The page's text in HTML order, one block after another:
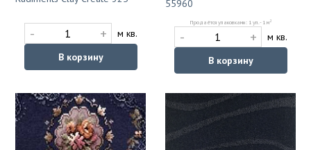
- +
м кв.
В корзину
55960
Продаётся упаковками: 1 уп. - 1 м2
- +
м кв.
В корзину